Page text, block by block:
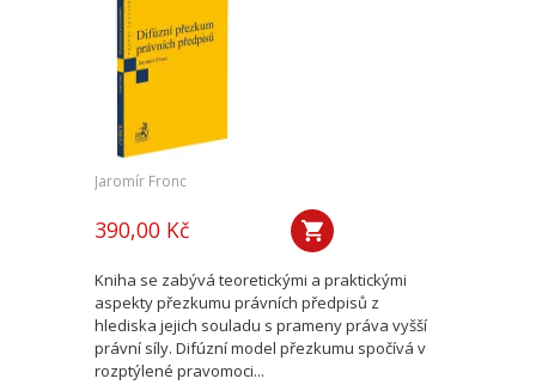
Jaromír Fronc
390,00 Kč
Kniha se zabývá teoretickými a praktickými
aspekty přezkumu právních předpisů z
hlediska jejich souladu s prameny práva vyšší
právní síly. Difúzní model přezkumu spočívá v
rozptýlené pravomoci...